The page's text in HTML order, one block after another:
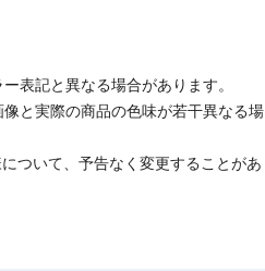
表記と異なる場合があります。
と実際の商品の色味が若干異なる場
ついて、予告なく変更することがあ